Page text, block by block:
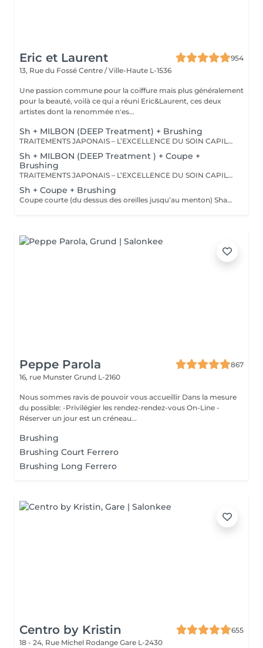
Eric et Laurent
954
13, Rue du Fossé Centre / Ville-Haute L-1536
Une passion commune pour la coiffure mais plus généralement
pour la beauté, voilà ce qui a réuni Eric&Laurent, ces deux
artistes dont la renommée n'es...
Sh + MILBON (DEEP Treatment) + Brushing
TRAITEMENTS JAPONAIS – L’EXCELLENCE DU SOIN CAPILLAIRE Découvrez un univers de soins capillaires japonais haut de gamme, reconnus pour leur technologie avancée et leurs résultats exceptionnels. Des traitements sur-mesure conçus pour répondre aux besoins spécifiques de chaque chevelure : hydratation, réparation, discipline, cuir chevelu ou nutrition . Chaque traitement agit au cœur de la fibre capillaire pour révéler des cheveux visiblement plus sains, brillants et soyeux. -Nos différentes lignes de traitements : SMOOTH (Collagène) Pour les cheveux emmêlés, ternes ou difficiles à coiffer. • Démêle instantanément • Lisse la fibre capillaire • Apporte douceur et brillance • Toucher léger et soyeux REPAIR (CMADK / Kératine) Pour les cheveux sensibilisés, cassants ou très abîmés. • Répare intensément • Renforce la structure interne du cheveu • Reconstruit la fibre en profondeur • Redonne force et élasticité ANTI-FRIZZ (Céramides / 18-MEA) Pour les cheveux indisciplinés, sensibilisés à l’humidité. • Contrôle les frisottis • Réduit le volume excessif • Protège de l’humidité • Facilite le coiffage • Apporte souplesse et brillance SCALP (Hyaluron / Agents Purifiants) Pour rééquilibrer et purifier le cuir chevelu. Idéal en cas de démangeaisons, pellicules, sécheresse ou excès de sébum. • Apaise le cuir chevelu • Purifie en douceur • Rééquilibre la barrière protectrice naturelle • Favorise un environnement sain pour la pousse Veuillez noter : les tarifs peuvent varier selon la longueur des cheveux, la quantité de produit nécessaire et la complexité de la prestation. Supplément possible à partir de +15€. Pour toute demande spécifique, merci de nous contacter.
Sh + MILBON (DEEP Treatment ) + Coupe +
Brushing
TRAITEMENTS JAPONAIS – L’EXCELLENCE DU SOIN CAPILLAIRE Découvrez un univers de soins capillaires japonais haut de gamme, reconnus pour leur technologie avancée et leurs résultats exceptionnels. Des traitements sur-mesure conçus pour répondre aux besoins spécifiques de chaque chevelure : hydratation, réparation, discipline, cuir chevelu ou nutrition . Chaque traitement agit au cœur de la fibre capillaire pour révéler des cheveux visiblement plus sains, brillants et soyeux. -Nos différentes lignes de traitements : SMOOTH (Collagène) Pour les cheveux emmêlés, ternes ou difficiles à coiffer. • Démêle instantanément • Lisse la fibre capillaire • Apporte douceur et brillance • Toucher léger et soyeux REPAIR (CMADK / Kératine) Pour les cheveux sensibilisés, cassants ou très abîmés. • Répare intensément • Renforce la structure interne du cheveu • Reconstruit la fibre en profondeur • Redonne force et élasticité ANTI-FRIZZ (Céramides / 18-MEA) Pour les cheveux indisciplinés, sensibilisés à l’humidité. • Contrôle les frisottis • Réduit le volume excessif • Protège de l’humidité • Facilite le coiffage • Apporte souplesse et brillance SCALP (Hyaluron / Agents Purifiants) Pour rééquilibrer et purifier le cuir chevelu. Idéal en cas de démangeaisons, pellicules, sécheresse ou excès de sébum. • Apaise le cuir chevelu • Purifie en douceur • Rééquilibre la barrière protectrice naturelle • Favorise un environnement sain pour la pousse Veuillez noter : les tarifs peuvent varier selon la longueur des cheveux, la quantité de produit nécessaire et la complexité de la prestation. Supplément possible à partir de +15€. Pour toute demande spécifique, merci de nous contacter.
Sh + Coupe + Brushing
Coupe courte (du dessus des oreilles jusqu’au menton) Shampooing • Soin • Coupe • Brushing • Styling (Le soin est inclus dans le protocole de cette prestation. Le tarif n’est pas modifiable si la cliente choisit de ne pas le réaliser.) Tarif adapté selon les caractéristiques de la prestation.
Peppe Parola
867
16, rue Munster Grund L-2160
Nous sommes ravis de pouvoir vous accueillir Dans la mesure
du possible: -Privilégier les rendez-rendez-vous On-Line -
Réserver un jour est un créneau...
Brushing
Brushing Court Ferrero
Brushing Long Ferrero
Centro by Kristin
655
18 - 24, Rue Michel Rodange Gare L-2430